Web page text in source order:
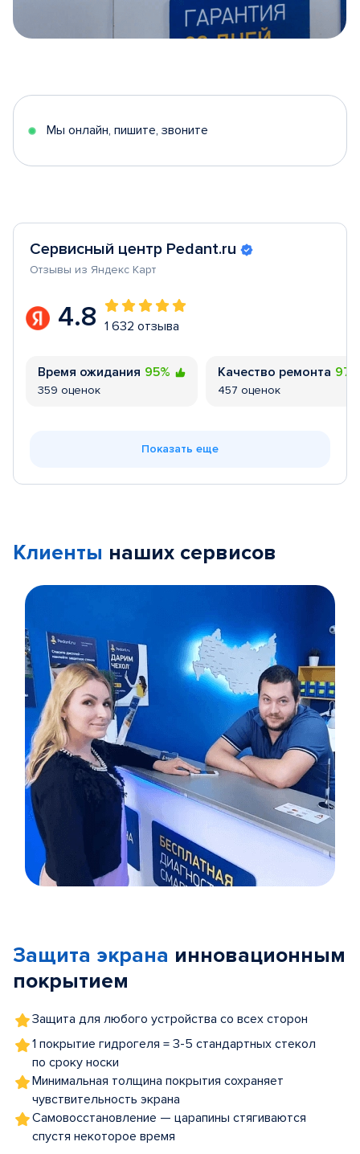
5
Мы онлайн, пишите, звоните
Сервисный центр Pedant.ru
Отзывы из Яндекс Карт
4.8 1 632 отзыва
Время ожидания 95%
359 оценок
Качество ремонта
457 оценок
Показать еще
Клиенты наших сервисов
5
Защита экрана инновационным
покрытием
Защита для любого устройства со всех сторон
1 покрытие гидрогеля = 3-5 стандартных стекол
по сроку носки
Минимальная толщина покрытия сохраняет
чувствительность экрана
Самовосстановление — царапины стягиваются
спустя некоторое время